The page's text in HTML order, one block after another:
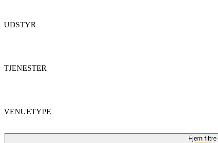
UDSTYR
TJENESTER
VENUETYPE
Fjern filtre